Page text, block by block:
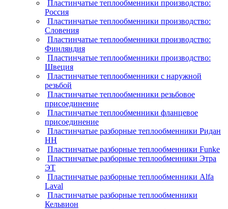
Пластинчатые теплообменники производство:
Россия
Пластинчатые теплообменники производство:
Словения
Пластинчатые теплообменники производство:
Финляндия
Пластинчатые теплообменники производство:
Швеция
Пластинчатые теплообменники с наружной
резьбой
Пластинчатые теплообменники резьбовое
присоединение
Пластинчатые теплообменники фланцевое
присоединение
Пластинчатые разборные теплообменники Ридан
НН
Пластинчатые разборные теплообменники Funke
Пластинчатые разборные теплообменники Этра
ЭТ
Пластинчатые разборные теплообменники Alfa
Laval
Пластинчатые разборные теплообменники
Кельвион